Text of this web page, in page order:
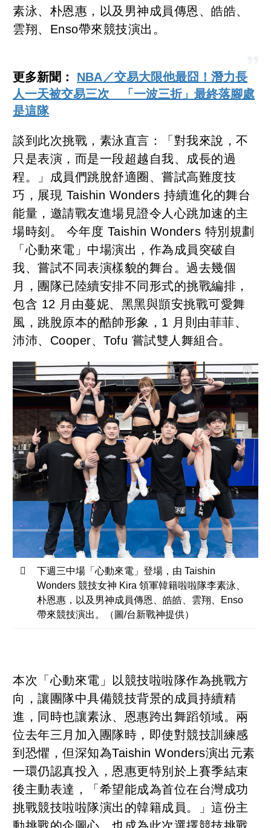
素泳、朴恩惠，以及男神成員傳恩、皓皓、
雲翔、Enso帶來競技演出。
更多新聞： NBA／交易大限他最囧！潛力長
人一天被交易三次 「一波三折」最終落腳處
是這隊
談到此次挑戰，素泳直言：「對我來說，不
只是表演，而是一段超越自我、成長的過
程。」成員們跳脫舒適圈、嘗試高難度技
巧，展現 Taishin Wonders 持續進化的舞台
能量，邀請戰友進場見證令人心跳加速的主
場時刻。 今年度 Taishin Wonders 特別規劃
「心動來電」中場演出，作為成員突破自
我、嘗試不同表演樣貌的舞台。過去幾個
月，團隊已陸續安排不同形式的挑戰編排，
包含 12 月由蔓妮、黑黑與顗安挑戰可愛舞
風，跳脫原本的酷帥形象，1 月則由菲菲、
沛沛、Cooper、Tofu 嘗試雙人舞組合。
下週三中場「心動來電」登場，由 Taishin
Wonders 競技女神 Kira 領軍韓籍啦啦隊李素泳、
朴恩惠，以及男神成員傳恩、皓皓、雲翔、Enso
帶來競技演出。（圖/台新戰神提供）
本次「心動來電」以競技啦啦隊作為挑戰方
向，讓團隊中具備競技背景的成員持續精
進，同時也讓素泳、恩惠跨出舞蹈領域。兩
位去年三月加入團隊時，即使對競技訓練感
到恐懼，但深知為Taishin Wonders演出元素
一環仍認真投入，恩惠更特別於上賽季結束
後主動表達，「希望能成為首位在台灣成功
挑戰競技啦啦隊演出的韓籍成員。」這份主